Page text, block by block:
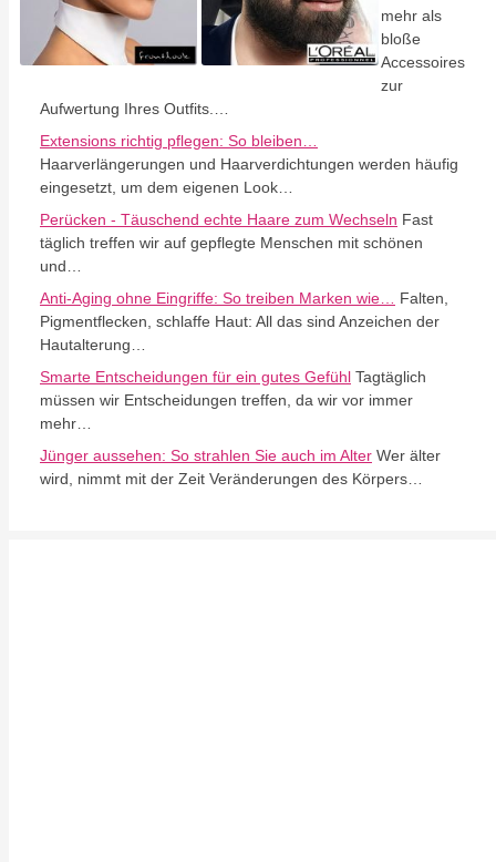
mehr als
bloße
Accessoires
zur
Aufwertung Ihres Outfits.…
Extensions richtig pflegen: So bleiben…
Haarverlängerungen und Haarverdichtungen werden häufig
eingesetzt, um dem eigenen Look…
Perücken - Täuschend echte Haare zum Wechseln Fast
täglich treffen wir auf gepflegte Menschen mit schönen
und…
Anti-Aging ohne Eingriffe: So treiben Marken wie…
Falten,
Pigmentflecken, schlaffe Haut: All das sind Anzeichen der
Hautalterung…
Smarte Entscheidungen für ein gutes Gefühl Tagtäglich
müssen wir Entscheidungen treffen, da wir vor immer
mehr…
Jünger aussehen: So strahlen Sie auch im Alter Wer älter
wird, nimmt mit der Zeit Veränderungen des Körpers…